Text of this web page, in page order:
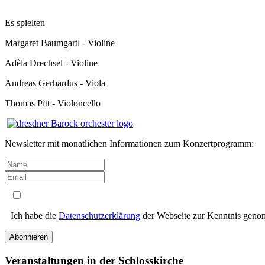
Es spielten
Margaret Baumgartl - Violine
Adèla Drechsel - Violine
Andreas Gerhardus - Viola
Thomas Pitt - Violoncello
Newsletter mit monatlichen Informationen zum Konzertprogramm:
Ich habe die Datenschutzerklärung der Webseite zur Kenntnis
Abonnieren
Veranstaltungen in der Schlosskirche